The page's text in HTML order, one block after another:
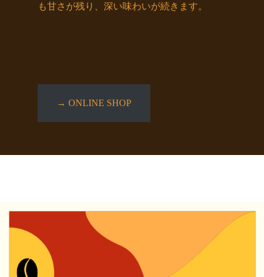
も甘さが残り、深い味わいが続きます。
→ ONLINE SHOP